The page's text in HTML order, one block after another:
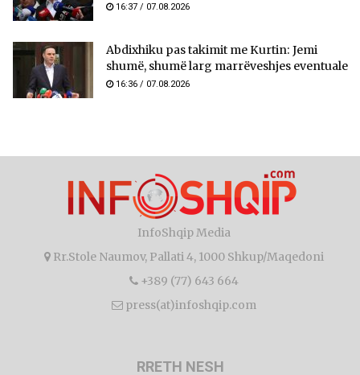
16:37 / 07.08.2026
Abdixhiku pas takimit me Kurtin: Jemi
shumë, shumë larg marrëveshjes eventuale
16:36 / 07.08.2026
InfoShqip Media
Rr.Stole Naumov, Pallati 4, 1000 Shkup/Maqedoni
+389 (77) 643 664
press(at)infoshqip.com
RRETH NESH